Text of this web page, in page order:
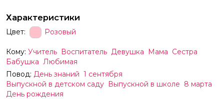
Характеристики
Цвет: Розовый
Кому: Учитель Воспитатель Девушка Мама Сестра
Бабушка Любимая
Повод: День знаний 1 сентября
Выпускной в детском саду Выпускной в школе 8 марта
День рождения